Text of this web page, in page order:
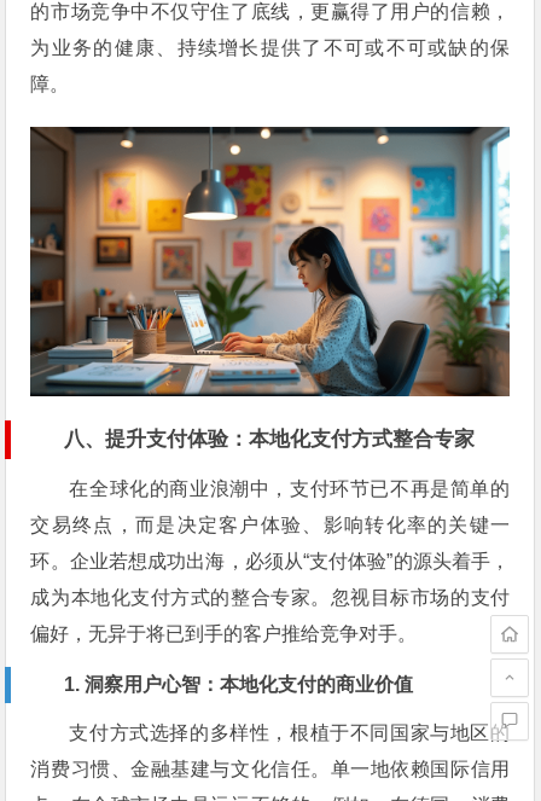
的市场竞争中不仅守住了底线，更赢得了用户的信赖，
为业务的健康、持续增长提供了不可或不可或缺的保
障。
八、提升支付体验：本地化支付方式整合专家
在全球化的商业浪潮中，支付环节已不再是简单的
交易终点，而是决定客户体验、影响转化率的关键一
环。企业若想成功出海，必须从“支付体验”的源头着手，
成为本地化支付方式的整合专家。忽视目标市场的支付
偏好，无异于将已到手的客户推给竞争对手。
1. 洞察用户心智：本地化支付的商业价值
支付方式选择的多样性，根植于不同国家与地区的
消费习惯、金融基建与文化信任。单一地依赖国际信用